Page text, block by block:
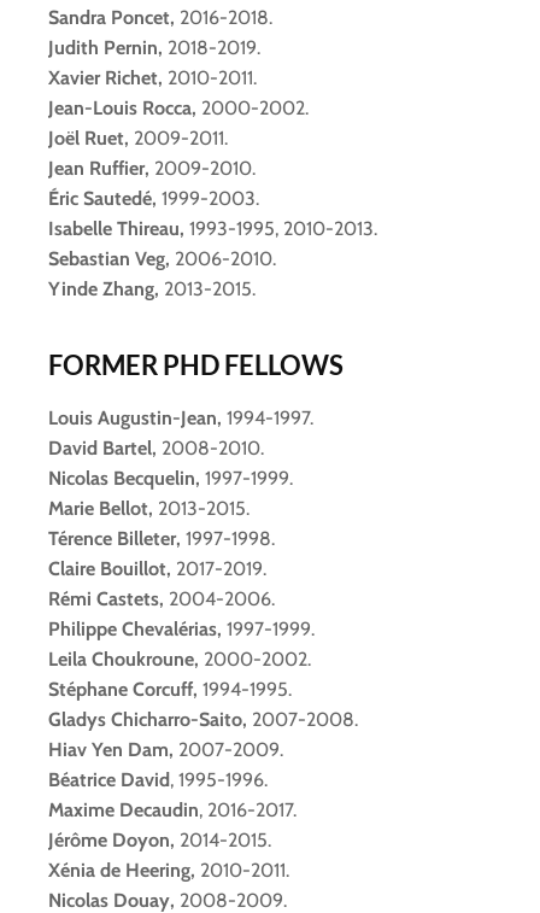
Sandra Poncet, 2016-2018.
Judith Pernin, 2018-2019.
Xavier Richet, 2010-2011.
Jean-Louis Rocca, 2000-2002.
Joël Ruet, 2009-2011.
Jean Ruffier, 2009-2010.
Éric Sautedé, 1999-2003.
Isabelle Thireau, 1993-1995, 2010-2013.
Sebastian Veg, 2006-2010.
Yinde Zhang, 2013-2015.
FORMER PHD FELLOWS
Louis Augustin-Jean, 1994-1997.
David Bartel, 2008-2010.
Nicolas Becquelin, 1997-1999.
Marie Bellot, 2013-2015.
Térence Billeter, 1997-1998.
Claire Bouillot, 2017-2019.
Rémi Castets, 2004-2006.
Philippe Chevalérias, 1997-1999.
Leila Choukroune, 2000-2002.
Stéphane Corcuff, 1994-1995.
Gladys Chicharro-Saito, 2007-2008.
Hiav Yen Dam, 2007-2009.
Béatrice David, 1995-1996.
Maxime Decaudin, 2016-2017.
Jérôme Doyon, 2014-2015.
Xénia de Heering, 2010-2011.
Nicolas Douay, 2008-2009.